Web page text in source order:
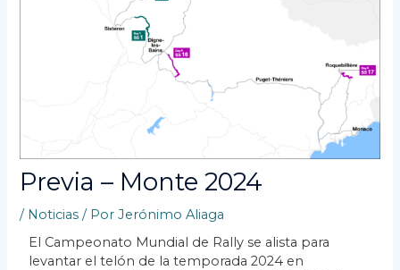
Previa – Monte 2024
/ Noticias / PorJerónimo Aliaga
El Campeonato Mundial de Rally se alista para
levantar el telón de la temporada 2024 en